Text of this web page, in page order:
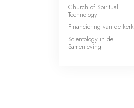
Church of Spiritual
Technology
Financiering van de kerk
Scientology in de
Samenleving